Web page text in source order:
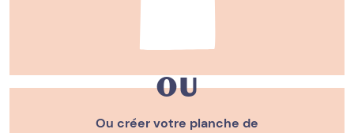
ou
Ou créer votre planche de